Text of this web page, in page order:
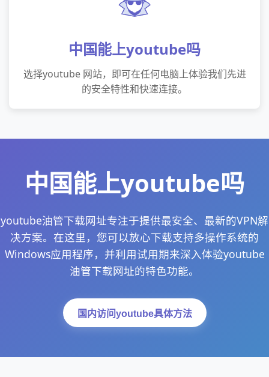
中国能上youtube吗
选择youtube 网站，即可在任何电脑上体验我们先进
的安全特性和快速连接。
中国能上youtube吗
youtube油管下载网址专注于提供最安全、最新的VPN解
决方案。在这里，您可以放心下载支持多操作系统的
Windows应用程序，并利用试用期来深入体验youtube
油管下载网址的特色功能。
国内访问youtube具体方法